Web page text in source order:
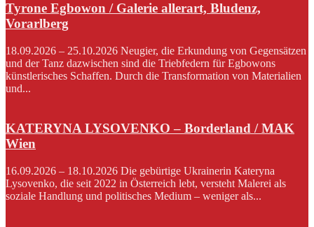
Tyrone Egbowon / Galerie allerart, Bludenz,
Vorarlberg
18.09.2026 – 25.10.2026 Neugier, die Erkundung von Gegensätzen
und der Tanz dazwischen sind die Triebfedern für Egbowons
künstlerisches Schaffen. Durch die Transformation von Materialien
und...
KATERYNA LYSOVENKO – Borderland / MAK
Wien
16.09.2026 – 18.10.2026 Die gebürtige Ukrainerin Kateryna
Lysovenko, die seit 2022 in Österreich lebt, versteht Malerei als
soziale Handlung und politisches Medium – weniger als...